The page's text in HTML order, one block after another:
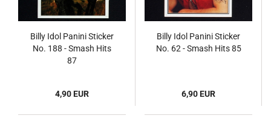
Billy Idol Panini Sticker
No. 188 - Smash Hits
87
4,90 EUR
Billy Idol Panini Sticker
No. 62 - Smash Hits 85
6,90 EUR